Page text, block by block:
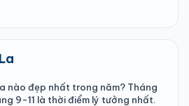
nào đẹp nhất trong năm? Tháng
9-11 là thời điểm lý tưởng nhất.